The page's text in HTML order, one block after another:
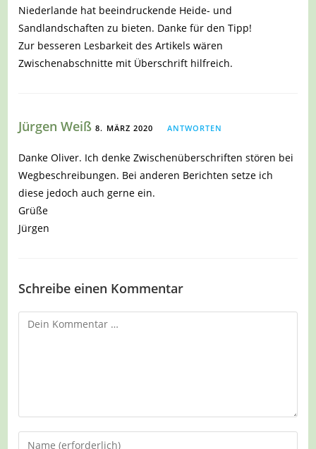
Niederlande hat beeindruckende Heide- und
Sandlandschaften zu bieten. Danke für den Tipp!
Zur besseren Lesbarkeit des Artikels wären
Zwischenabschnitte mit Überschrift hilfreich.
Jürgen Weiß 8. MÄRZ 2020 ANTWORTEN
Danke Oliver. Ich denke Zwischenüberschriften stören bei
Wegbeschreibungen. Bei anderen Berichten setze ich
diese jedoch auch gerne ein.
Grüße
Jürgen
Schreibe einen Kommentar
Kommentar
Gib